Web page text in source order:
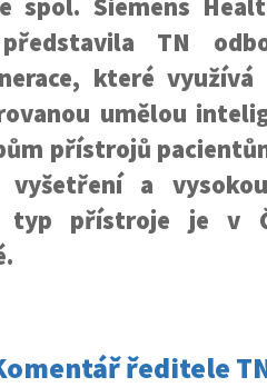
spol. Siemens
TN
které
umělou
přístrojů
vyšetření a
typ přístroje je v
ředitele